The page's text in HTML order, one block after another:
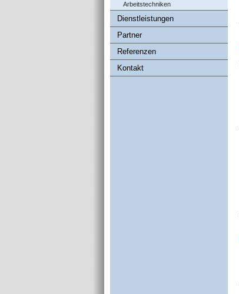
Arbeitstechniken
Dienstleistungen
Partner
Referenzen
Kontakt